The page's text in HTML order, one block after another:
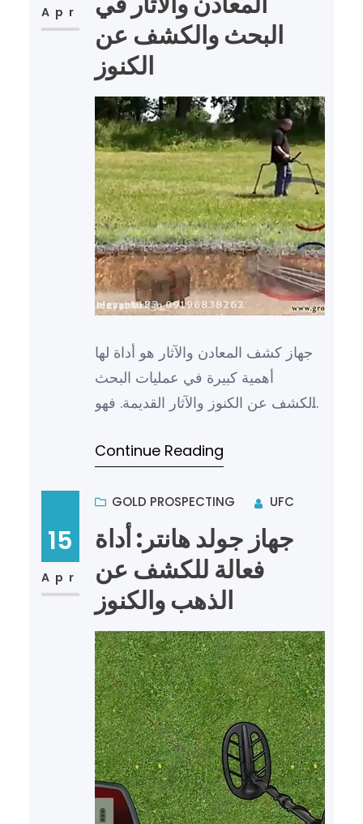
Apr
البحث والكشف عن
الكنوز
جهاز كشف المعادن والآثار هو أداة لها
أهمية كبيرة في عمليات البحث
والكشف عن الكنوز والآثار القديمة. فهو
والمواد الثمينة ا…
Continue Reading
15
Apr
GOLD PROSPECTING UFC
جهاز جولد هانتر: أداة
فعالة للكشف عن
الذهب والكنوز